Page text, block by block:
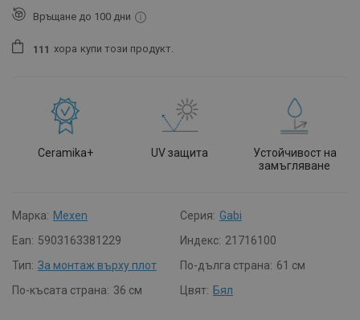
Връщане до 100 дни
1 1 1 хора купи този продукт.
Ceramika+ UV защита
Устойчивост на
замъгляване
Марка: Mexen Серия: Gabi
Ean: 5903163381229 Индекс: 21716100
Тип: За монтаж върху плот По-дълга страна: 61 см
По-късата страна: 36 см Цвят: Бял